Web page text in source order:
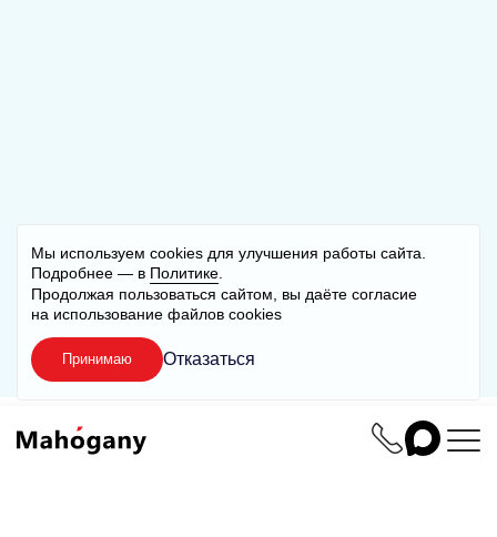
Аналитика 1С-Битрикс
Мы используем cookies для улучшения работы сайта.
Подробнее — в Политике
Продолжая пользоваться сайтом, вы даёте согласие
на использование файлов cookies
Принимаю Отказаться